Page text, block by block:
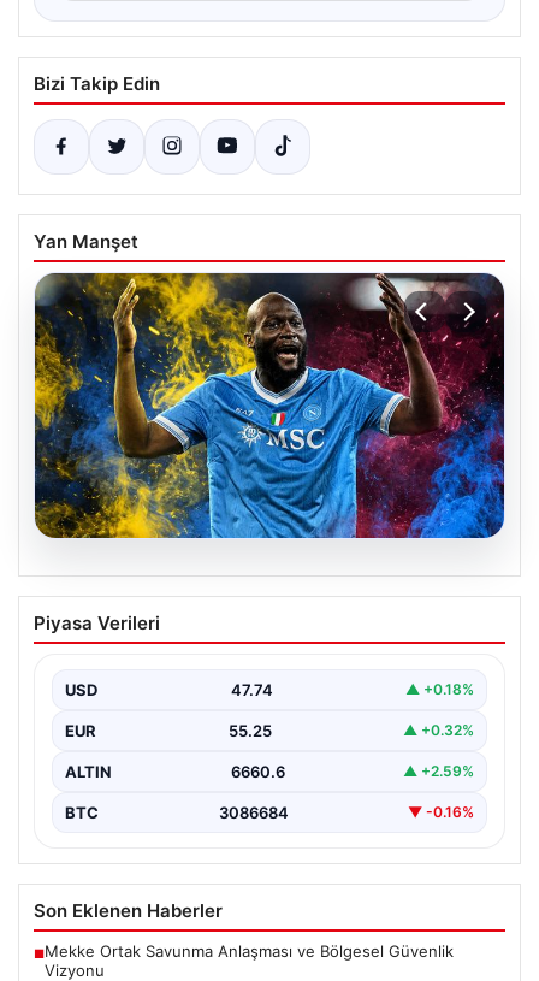
Bizi Takip Edin
Yan Manşet
Fenerbahçe’nin İstediği Lukaku’yu
Trabzonspor da Takip Ediyor: Yeni
İtalya Serie A’da Napoli forması giyen ve takımda
Piyasa Verileri
USD 47.74 ▲ +0.18%
EUR 55.25 ▲ +0.32%
ALTIN 6660.6 ▲ +2.59%
BTC 3086684 ▼ -0.16%
Son Eklenen Haberler
■Mekke Ortak Savunma Anlaşması ve Bölgesel Güvenlik
Vizyonu